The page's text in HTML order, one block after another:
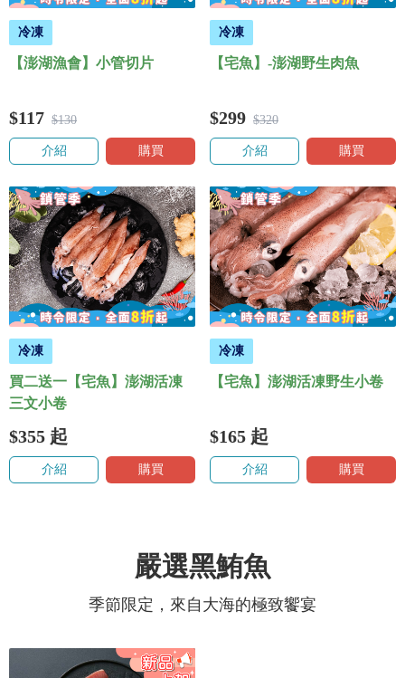
冷凍
【澎湖漁會】小管切片
$117 $130
介紹 購買
冷凍
【宅魚】-澎湖野生肉魚
$299 $320
介紹 購買
冷凍
買二送一【宅魚】澎湖活凍
三文小卷
$355 起
介紹 購買
冷凍
【宅魚】澎湖活凍野生小卷
$165 起
介紹 購買
嚴選黑鮪魚
季節限定，來自大海的極致饗宴